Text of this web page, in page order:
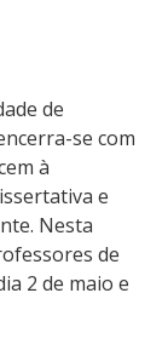
de
se com
à
e
Nesta
de
2 de maio e